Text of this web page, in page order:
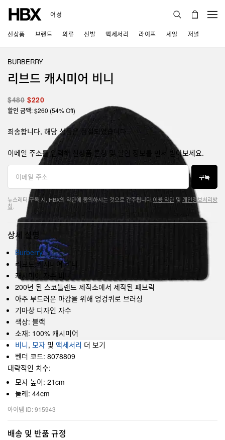
여성
신상품 브랜드 의류 신발 액세서리 라이프 세일 저널
BURBERRY
리브드 캐시미어 비니
$480 $220
할인 금액: $260 (54% Off)
죄송합니다, 해당 상품은 품절되었습니다.
이메일 주소를 입력해 신상품 론칭 및 할인 정보를 먼저 받아보세요.
구독
뉴스레터 구독 시, HBX의 약관에 동의하시는 것으로 간주됩니다. 이용 약관 및 개인정보처리방
침
상세 설명
Burberry
리브드 캐시미어 비니
캐시미어 자수 비니
200년 된 스코틀랜드 제작소에서 제작된 패브릭
아주 부드러운 마감을 위해 엉겅퀴로 브러싱
기마상 디자인 자수
색상: 블랙
소재: 100% 캐시미어
비니, 모자 및 액세서리 더 보기
벤더 코드: 8078809
대략적인 치수:
모자 높이: 21cm
둘레: 44cm
아이템 ID: 915943
배송 및 반품 규정